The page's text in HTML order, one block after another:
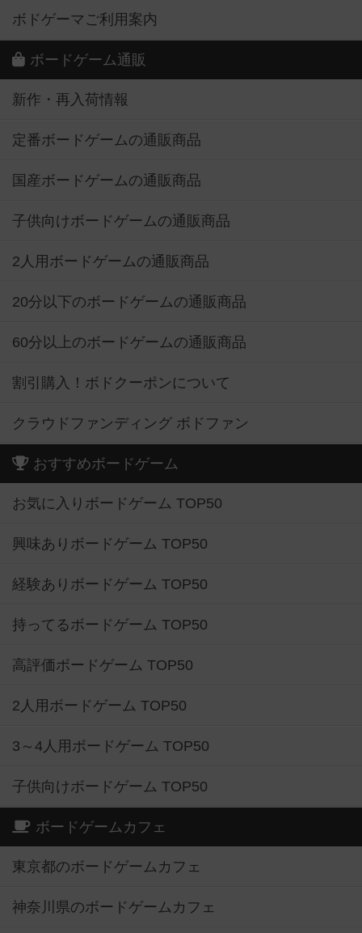
ボドゲーマご利用案内
ボードゲーム通販
新作・再入荷情報
定番ボードゲームの通販商品
国産ボードゲームの通販商品
子供向けボードゲームの通販商品
2人用ボードゲームの通販商品
20分以下のボードゲームの通販商品
60分以上のボードゲームの通販商品
割引購入！ボドクーポンについて
クラウドファンディング ボドファン
おすすめボードゲーム
お気に入りボードゲーム TOP50
興味ありボードゲーム TOP50
経験ありボードゲーム TOP50
持ってるボードゲーム TOP50
高評価ボードゲーム TOP50
2人用ボードゲーム TOP50
3～4人用ボードゲーム TOP50
子供向けボードゲーム TOP50
ボードゲームカフェ
東京都のボードゲームカフェ
神奈川県のボードゲームカフェ